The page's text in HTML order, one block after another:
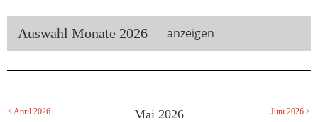
Auswahl Monate 2026
< April 2026 Mai 2026 Juni 2026 >